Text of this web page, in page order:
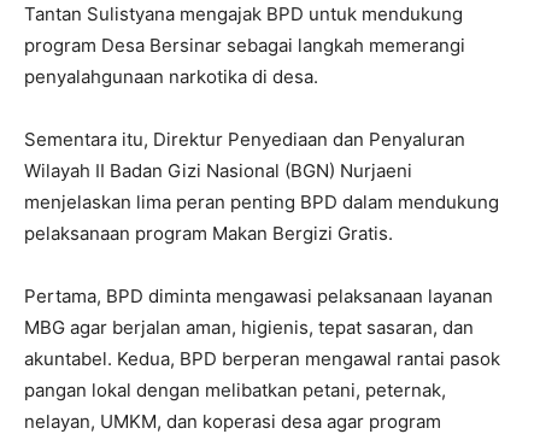
Tantan Sulistyana mengajak BPD untuk mendukung
program Desa Bersinar sebagai langkah memerangi
penyalahgunaan narkotika di desa.
Sementara itu, Direktur Penyediaan dan Penyaluran
Wilayah II Badan Gizi Nasional (BGN) Nurjaeni
menjelaskan lima peran penting BPD dalam mendukung
pelaksanaan program Makan Bergizi Gratis.
Pertama, BPD diminta mengawasi pelaksanaan layanan
MBG agar berjalan aman, higienis, tepat sasaran, dan
akuntabel. Kedua, BPD berperan mengawal rantai pasok
pangan lokal dengan melibatkan petani, peternak,
nelayan, UMKM, dan koperasi desa agar program